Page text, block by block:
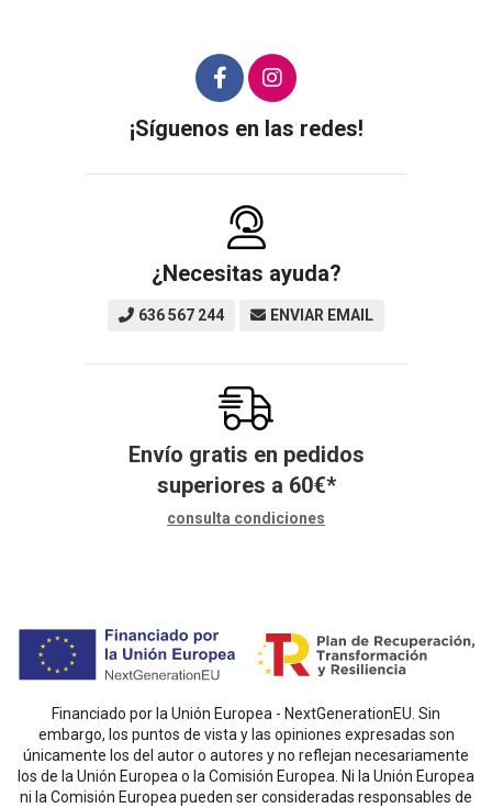
¡Síguenos en las redes!
¿Necesitas ayuda?
636 567 244 ENVIAR EMAIL
Envío gratis en pedidos
superiores a 60€*
consulta condiciones
Financiado por la Unión Europea - NextGenerationEU. Sin
embargo, los puntos de vista y las opiniones expresadas son
únicamente los del autor o autores y no reflejan necesariamente
los de la Unión Europea o la Comisión Europea. Ni la Unión Europea
ni la Comisión Europea pueden ser consideradas responsables de